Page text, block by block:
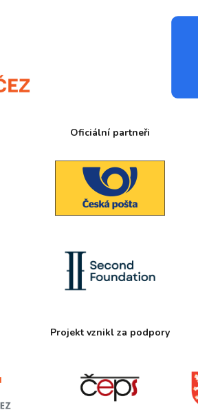
Oficiální partneři
Projekt vznikl za podpory